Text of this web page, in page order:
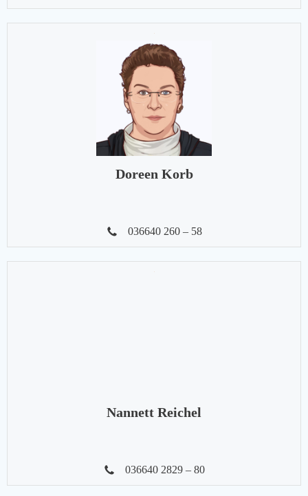
Doreen Korb
036640 260 – 58
Nannett Reichel
036640 2829 – 80